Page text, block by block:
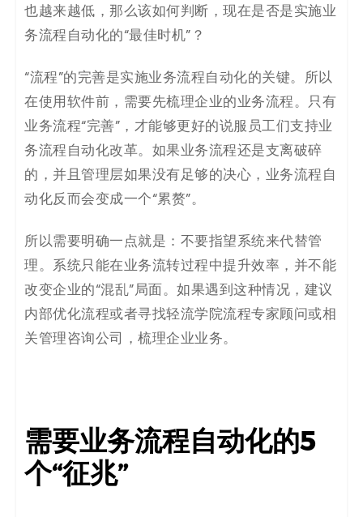
也越来越低，那么该如何判断，现在是否是实施业
务流程自动化的“最佳时机”？
“流程”的完善是实施业务流程自动化的关键。所以
在使用软件前，需要先梳理企业的业务流程。只有
业务流程“完善”，才能够更好的说服员工们支持业
务流程自动化改革。如果业务流程还是支离破碎
的，并且管理层如果没有足够的决心，业务流程自
动化反而会变成一个“累赘”。
所以需要明确一点就是：不要指望系统来代替管
理。系统只能在业务流转过程中提升效率，并不能
改变企业的“混乱”局面。如果遇到这种情况，建议
内部优化流程或者寻找轻流学院流程专家顾问或相
关管理咨询公司，梳理企业业务。
需要业务流程自动化的5
个“征兆”